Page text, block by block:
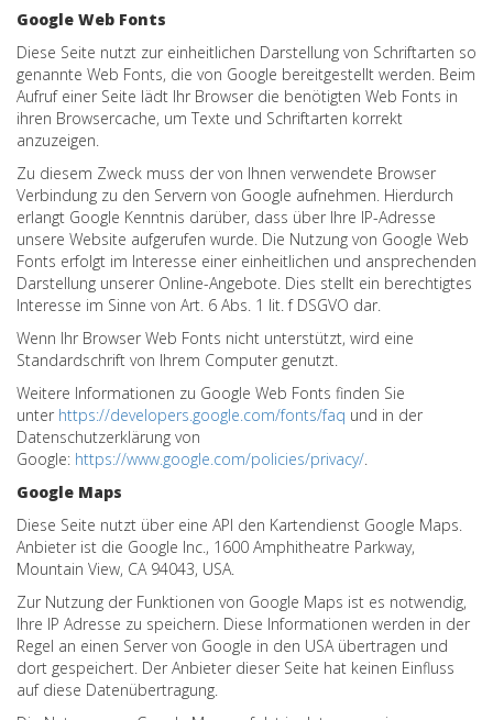
Google Web Fonts
Diese Seite nutzt zur einheitlichen Darstellung von Schriftarten so
genannte Web Fonts, die von Google bereitgestellt werden. Beim
Aufruf einer Seite lädt Ihr Browser die benötigten Web Fonts in
ihren Browsercache, um Texte und Schriftarten korrekt
anzuzeigen.
Zu diesem Zweck muss der von Ihnen verwendete Browser
Verbindung zu den Servern von Google aufnehmen. Hierdurch
erlangt Google Kenntnis darüber, dass über Ihre IP-Adresse
unsere Website aufgerufen wurde. Die Nutzung von Google Web
Fonts erfolgt im Interesse einer einheitlichen und ansprechenden
Darstellung unserer Online-Angebote. Dies stellt ein berechtigtes
Interesse im Sinne von Art. 6 Abs. 1 lit. f DSGVO dar.
Wenn Ihr Browser Web Fonts nicht unterstützt, wird eine
Standardschrift von Ihrem Computer genutzt.
Weitere Informationen zu Google Web Fonts finden Sie
unter https://developers.google.com/fonts/faq und in der
Datenschutzerklärung von
Google: https://www.google.com/policies/privacy/.
Google Maps
Diese Seite nutzt über eine API den Kartendienst Google Maps.
Anbieter ist die Google Inc., 1600 Amphitheatre Parkway,
Mountain View, CA 94043, USA.
Zur Nutzung der Funktionen von Google Maps ist es notwendig,
Ihre IP Adresse zu speichern. Diese Informationen werden in der
Regel an einen Server von Google in den USA übertragen und
dort gespeichert. Der Anbieter dieser Seite hat keinen Einfluss
auf diese Datenübertragung.